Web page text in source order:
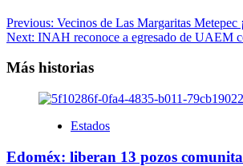
Previous: Vecinos de Las Margaritas
Next: INAH reconoce a egresado de UAEM
Más historias
Estados
Edoméx: liberan 13 pozos